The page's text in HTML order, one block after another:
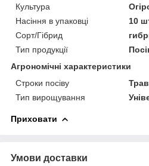
Культура
Насіння в упаковці
10
Сорт/Гібрид
Тип продукції
Агрономічні характеристики
Строки посіву
Тип вирощування
Приховати
Умови доставки